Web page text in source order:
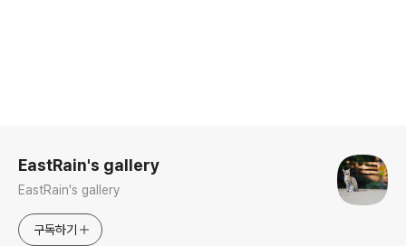
EastRain's gallery
EastRain's gallery
구독하기